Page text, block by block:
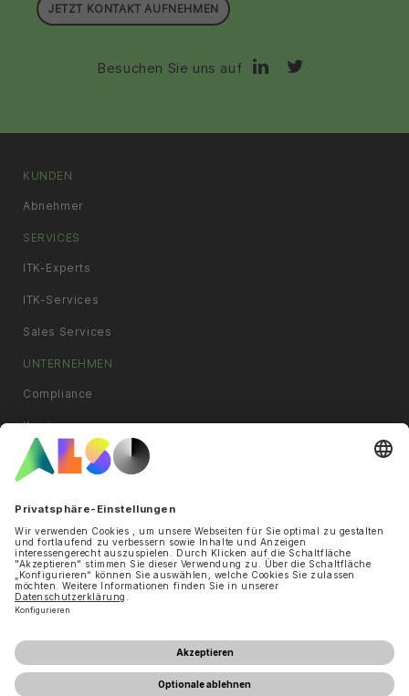
JETZT KONTAKT AUFNEHMEN
Besuchen Sie uns auf
KUNDEN
Abnehmer
SERVICES
ITK-Experts
ITK-Services
Sales Services
UNTERNEHMEN
Compliance
Karriere
News & Pressemitteilungen
Ziele und Strategie
INFORMATION
Online Anfrage
AGB Cookies Datenschutzerklärung
Impressum